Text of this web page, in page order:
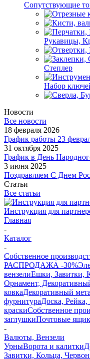
Сопутствующие
Рукавицы,
Степлер
Набор
Новости
Все новости
18 февраля 2026
График работы 23
31 октября 2025
График в День
3 июня 2025
Поздравляем С Днем
Статьи
Все статьи
Инструкция для
Главная
-
Каталог
-
Собственное
РАСПРОДАЖА -30%
вензелиЕшки, Завитки,
Орнамент,
ковкаДекоративный
фурнитураДоска, Рейка,
краскиСобственное
заглушкиПочтовые
-
Валюты, Вензели
УрныВорота и калитки
Завитки, Кольца,